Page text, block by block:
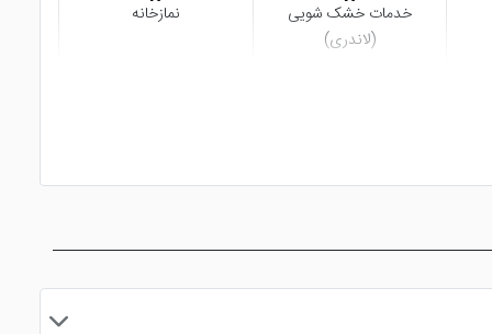
خدمات خشک شویی
(لاندری)
نمازخانه